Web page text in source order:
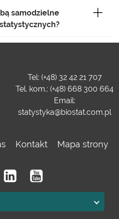
samodzielne
Tel: (+48) 32 42 21 707
Tel. kom.: (+48) 668 300 664
Email:
statystyka@biostat.com.pl
Kontakt Mapa strony